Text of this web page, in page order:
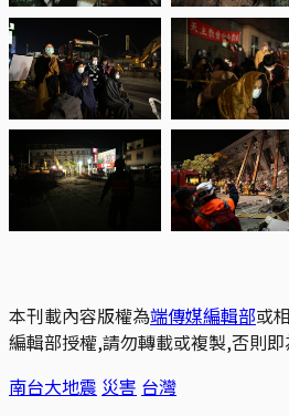
本刊載內容版權為端傳媒編輯部或
編輯部授權,請勿轉載或複製,否則即
南台大地震 災害 台灣